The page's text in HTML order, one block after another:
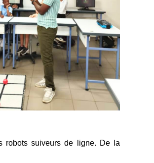
robots suiveurs de ligne. De la